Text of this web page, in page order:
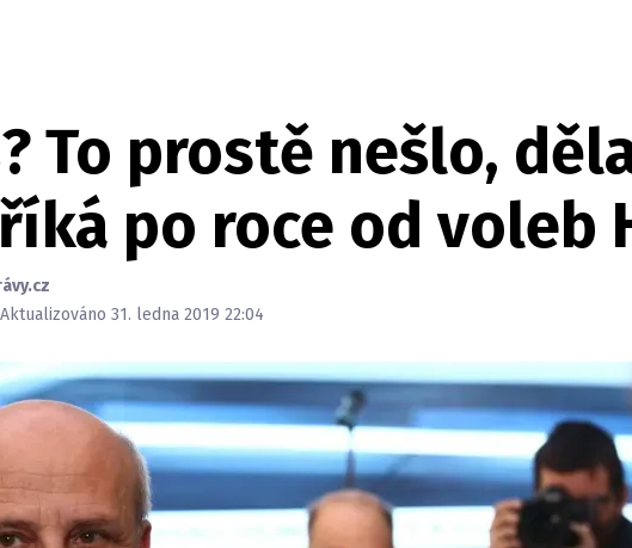
To prostě nešlo,
po roce od voleb
31. ledna 2019 22:04